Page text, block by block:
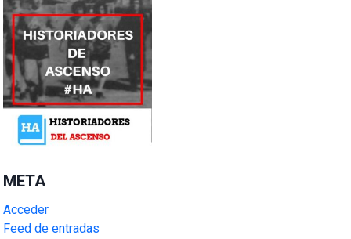
META
Acceder
Feed de entradas